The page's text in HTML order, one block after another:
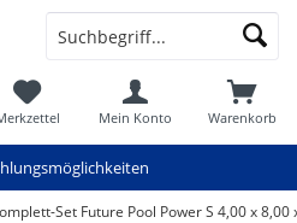
Warenkorb
Mein Konto
Set Future Pool Power S 4,00 x